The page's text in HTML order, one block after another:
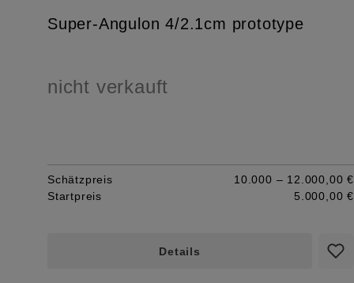
Super-Angulon 4/2.1cm prototype
nicht verkauft
Schätzpreis
10.000 – 12.000,00 €
Startpreis
5.000,00 €
Details